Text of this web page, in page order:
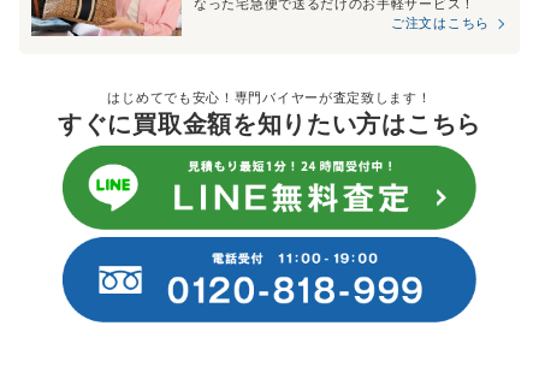
なった宅急便で送るだけのお手軽サービス！
ご注文はこちら
はじめてでも安心！専門バイヤーが査定致します！
すぐに買取金額を知りたい方はこちら